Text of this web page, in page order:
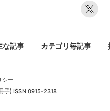
な記事 カテゴリ毎記事
シー
子) ISSN 0915-2318